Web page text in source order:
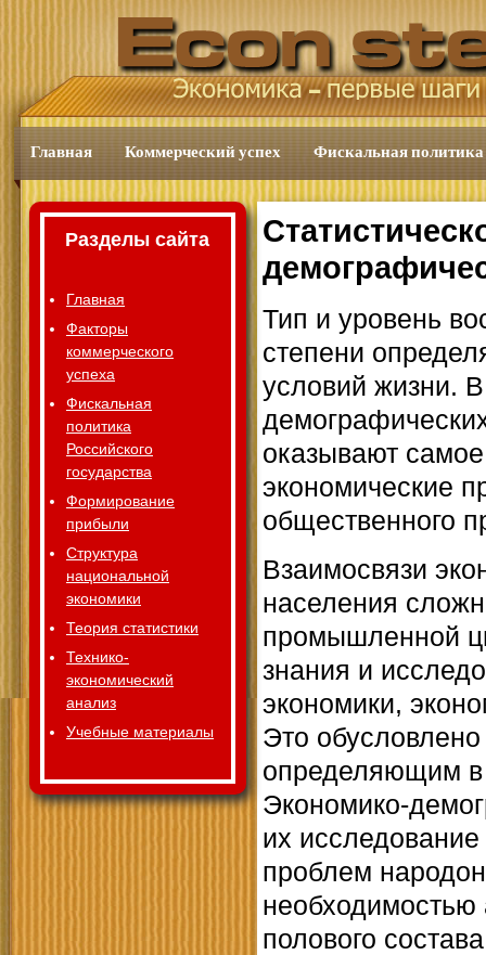
Главная Коммерческий успех Фискальная политика
Тип и уровень
степени
условий жизни.
оказывают
экономические
общественного
Взаимосвязи
населения
промышленной
знания и
экономики,
Это
определяющим в
Экономико-
их
проблем
необходимостью
полового
Разделы сайта
Главная
Факторы
коммерческого
успеха
Фискальная
политика
Российского
государства
Формирование
прибыли
Структура
национальной
экономики
Теория статистики
Технико-
экономический
анализ
Учебные материалы